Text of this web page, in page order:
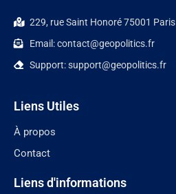
229, rue Saint Honoré 75001 Paris
Email: contact@geopolitics.fr
Support: support@geopolitics.fr
Liens Utiles
À propos
Contact
Liens d'informations